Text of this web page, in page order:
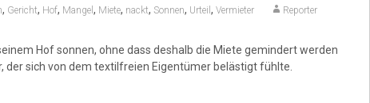
, Gericht, Hof, Mangel , Miete, nackt, Sonnen, Urteil , Vermieter Reporter
Hof sonnen, ohne dass deshalb die Miete gemindert werden
sich von dem textilfreien Eigentümer belästigt fühlte.